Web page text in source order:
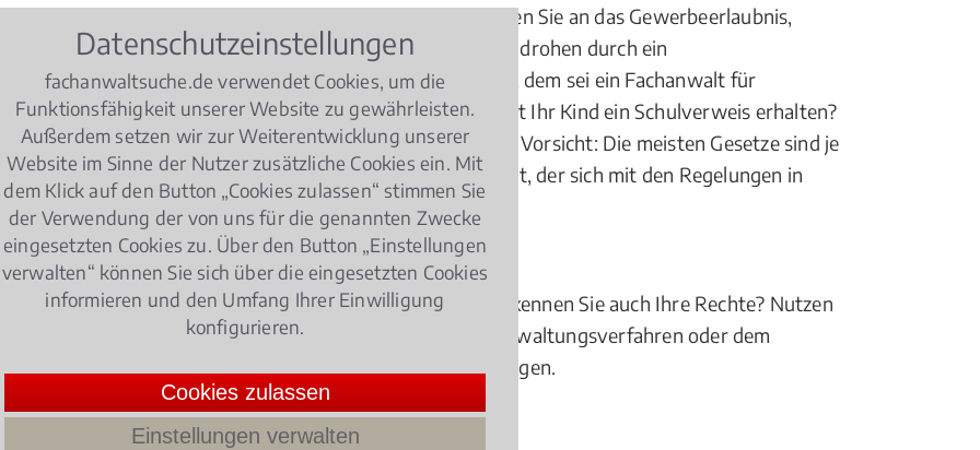
es um Themen geht, die dasStrafrechttangieren, denken Sie an das Gewerbeerlaubnis,
Meldepflicht. Und insbesondere, wem berufliche Verluste drohen durch ein
oder einem Schwarzbau, von dem Sie nichts wussten, dem sei ein Fachanwalt für
Herz gelegt. Haben Sie keinenKitaplatzbekommen? Hat Ihr Kind ein Schulverweis erhalten?
erwägen Sie im BereichPrüfungsrechtrechtliche Schritte? Vorsicht: Die meisten Gesetze sind je
geregelt. Entscheiden Sie sich besser für einen Anwalt, der sich mit den Regelungen in
und öffentlich Angestellte
Dienst wissen Sie um Ihre zu leistenden Pflichten. Aber kennen Sie auch Ihre Rechte? Nutzen
im BereichPolizeirecht
, bei Verwaltungsverfahren oder dem
Sie dazu einen Fachanwalt vor Ort in Denzlingen.
Datenschutzeinstellungen
fachanwaltsuche.de verwendet Cookies, um die
Funktionsfähigkeit unserer Website zu gewährleisten.
Außerdem setzen wir zur Weiterentwicklung unserer
Website im Sinne der Nutzer zusätzliche Cookies ein. Mit
dem Klick auf den Button „Cookies zulassen“ stimmen Sie
der Verwendung der von uns für die genannten Zwecke
eingesetzten Cookies zu. Über den Button „Einstellungen
verwalten“ können Sie sich über die eingesetzten Cookies
informieren und den Umfang Ihrer Einwilligung
konfigurieren.
Cookies zulassen
Einstellungen verwalten